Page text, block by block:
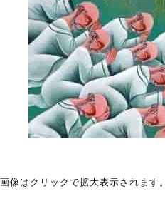
画像はクリックで拡大表示されます。